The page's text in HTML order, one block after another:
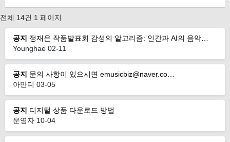
전체 14건 1 페이지
공지 정재은 작품발표회 감성의 알고리즘: 인간과 AI의 음악…
Younghae 02-11
공지 문의 사항이 있으시면 emusicbiz@naver.co…
아만디 03-05
공지 디지털 상품 다운로드 방법
운영자 10-04